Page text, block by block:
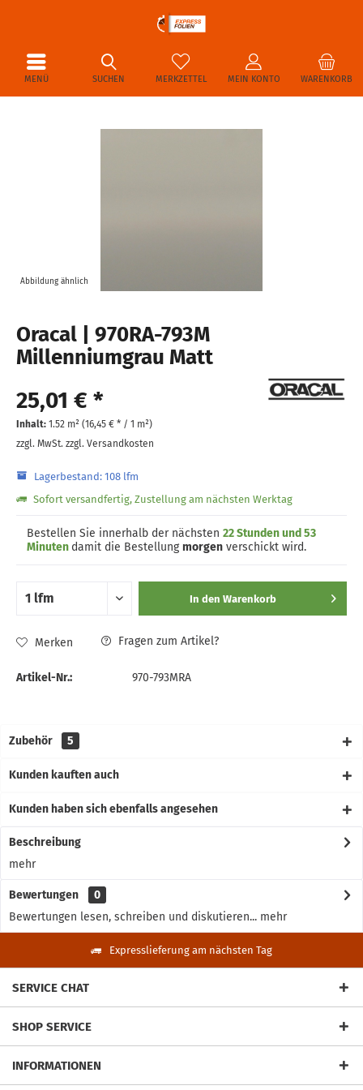
MENÜ WARENKORB
MERKZETTEL MEIN KONTO
SUCHEN
Abbildung ähnlich
Oracal | 970RA-793M
Millenniumgrau Matt
25,01 € *
Inhalt: 1.52 m² (16,45 € * / 1 m²)
zzgl. MwSt. zzgl. Versandkosten
Lagerbestand: 108 lfm
Sofort versandfertig, Zustellung am nächsten Werktag
Bestellen Sie innerhalb der nächsten 22 Stunden und 53
Minuten damit die Bestellungmorgen verschickt wird.
In den Warenkorb
Merken Fragen zum Artikel?
Artikel-Nr.: 970-793MRA
Zubehör 5
Kunden kauften auch
Kunden haben sich ebenfalls angesehen
Beschreibung
mehr
Bewertungen
0
Bewertungen lesen, schreiben und diskutieren... mehr
Expresslieferung am nächsten Tag
SERVICE CHAT
SHOP SERVICE
INFORMATIONEN